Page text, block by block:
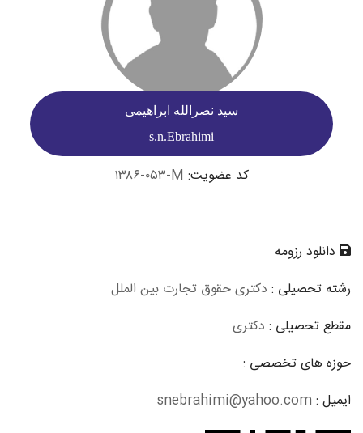
سید نصرالله ابراهیمی
s.n.Ebrahimi
کد عضویت:۱۳۸۶-۰۵۳-M
دانلود رزومه
رشته تحصیلی :دکتری حقوق تجارت بین الملل
مقطع تحصیلی :دکتری
حوزه های تخصصی :
ایمیل :snebrahimi@yahoo.com